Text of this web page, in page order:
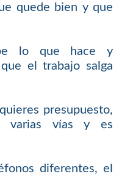
quede bien y que
lo que hace y
el trabajo salga
presupuesto,
varias vías y es
diferentes, el